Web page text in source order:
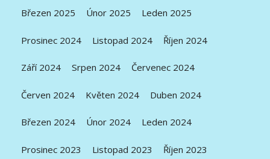
Březen 2025 Únor 2025 Leden 2025
Prosinec 2024 Listopad 2024 Říjen 2024
Září 2024 Srpen 2024 Červenec 2024
Červen 2024 Květen 2024 Duben 2024
Březen 2024 Únor 2024 Leden 2024
Prosinec 2023 Listopad 2023 Říjen 2023